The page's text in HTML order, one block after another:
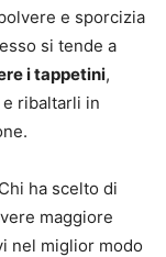
e sporcizia
si tende a
i tappetini,
ribaltarli in
Chi ha scelto di
maggiore
nel miglior modo